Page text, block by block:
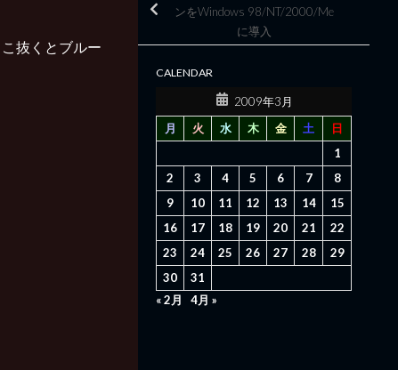
抜くとブルー
ンをWindows 98/NT/2000/Me
に導入
CALENDAR
2009年3月
月
火 水 木 金 土
日
1
2
3 4 5 6 7
8
9
10 11 12 13 14
15
16
17 18 19 20 21
22
23
24 25 26 27 28
29
30
31
« 2月
4月 »